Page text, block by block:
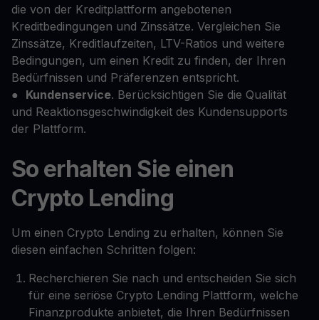
die von der Kreditplattform angebotenen
Kreditbedingungen und Zinssätze. Vergleichen Sie
Zinssätze, Kreditlaufzeiten, LTV-Ratios und weitere
Bedingungen, um einen Kredit zu finden, der Ihren
Bedürfnissen und Präferenzen entspricht.
● Kundenservice. Berücksichtigen Sie die Qualität
und Reaktionsgeschwindigkeit des Kundensupports
der Plattform.
So erhalten Sie einen
Crypto Lending
Um einen Crypto Lending zu erhalten, können Sie
diesen einfachen Schritten folgen:
Recherchieren Sie nach und entscheiden Sie sich
für eine seriöse Crypto Lending Plattform, welche
Finanzprodukte anbietet, die Ihren Bedürfnissen